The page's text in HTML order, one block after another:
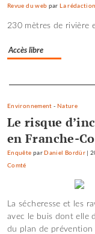
Revue du web parLa rédaction
230 mètres de rivière
Accès libre
Environnement - Nature
Le risque
en Franche-
Enquête parDaniel Bordür |
Comté
La sécheresse et les
avec le buis dont elle
du plan de prévention